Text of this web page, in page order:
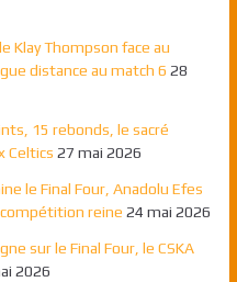
Klay Thompson face au
distance au match 6 28
15 rebonds, le sacré
Celtics 27 mai 2026
le Final Four, Anadolu Efes
reine 24 mai 2026
sur le Final Four, le CSKA
2026